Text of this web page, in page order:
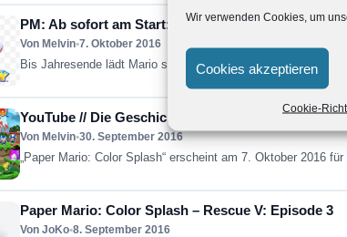
Wir verwenden Cookies, um
Cookies akzeptieren
Cookie-
PM: Ab sofort am Start: Paper Mario: Color
Von Melvin•7. Oktober 2016
Bis Jahresende lädt Mario seine Fans zu
YouTube // Die Geschichte nimmt Farbe an
Von Melvin•30. September 2016
„Paper Mario: Color Splash“ erscheint am 7. Oktober 2016
Paper Mario: Color Splash – Rescue V: Episode 3
Von JoKo•8. September 2016